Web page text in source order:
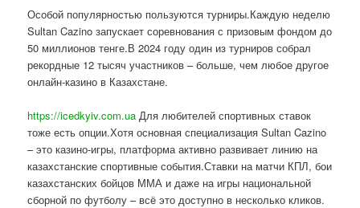
Особой популярностью пользуются турниры.Каждую неделю
Sultan Cazino запускает соревнования с призовым фондом до
50 миллионов тенге.В 2024 году один из турниров собрал
рекордные 12 тысяч участников – больше, чем любое другое
онлайн-казино в Казахстане.
https://icedkyiv.com.ua Для любителей спортивных ставок
тоже есть опции.Хотя основная специализация Sultan Cazino
– это казино-игры, платформа активно развивает линию на
казахстанские спортивные события.Ставки на матчи КПЛ, бои
казахстанских бойцов ММА и даже на игры национальной
сборной по футболу – всё это доступно в несколько кликов.